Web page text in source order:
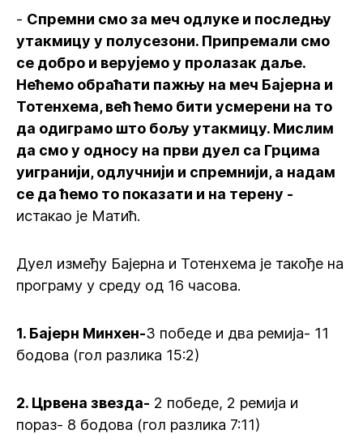
- Спремни смо за меч одлуке и последњу
утакмицу у полусезони. Припремали смо
се добро и верујемо у пролазак даље.
Нећемо обраћати пажњу на меч Бајерна и
Тотенхема, већ ћемо бити усмерени на то
да одиграмо што бољу утакмицу. Мислим
да смо у односу на први дуел са Грцима
уигранији, одлучнији и спремнији, а надам
се да ћемо то показати и на терену -
истакао је Матић.
Дуел између Бајерна и Тотенхема је такође на
програму у среду од 16 часова.
1. Бајерн Минхен-3 победе и два ремија- 11
бодова (гол разлика 15:2)
2. Црвена звезда- 2 победе, 2 ремија и
пораз- 8 бодова (гол разлика 7:11)